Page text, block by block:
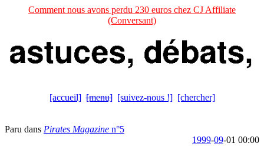
Comment nous avons perdu 230 euros chez CJ Affiliate
(Conversant)
[accueil] [menu] [suivez-nous !] [chercher]
Paru dans Pirates Magazine n°5
1999-09-01 00:00